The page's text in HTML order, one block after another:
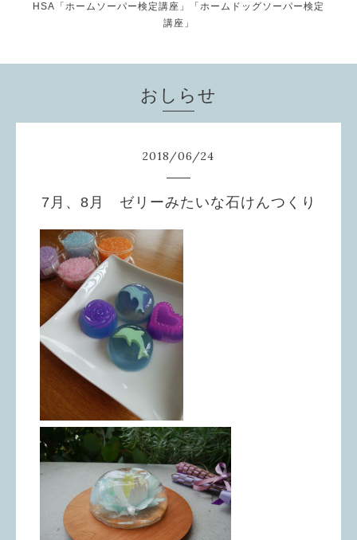
HSA「ホームソーパー検定講座」「ホームドッグソーパー検定
講座」
おしらせ
2018/06/24
7月、8月 ゼリーみたいな石けんつくり